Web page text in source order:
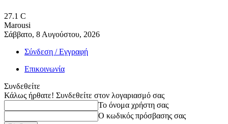
27.1 C
Marousi
Σάββατο, 8 Αυγούστου, 2026
Σύνδεση / Εγγραφή
Επικοινωνία
Συνδεθείτε
Κάλως ήρθατε! Συνδεθείτε στον λογαριασμό σας
Το όνομα χρήστη σας
Ο κωδικός πρόσβασης σας